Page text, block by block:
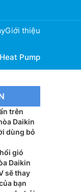
Giới thiệu
Pump
trên
Daikin
dùng bỏ
gió
Daikin
sẽ thay
bạn